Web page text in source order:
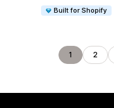
Built for Shopify
1 2